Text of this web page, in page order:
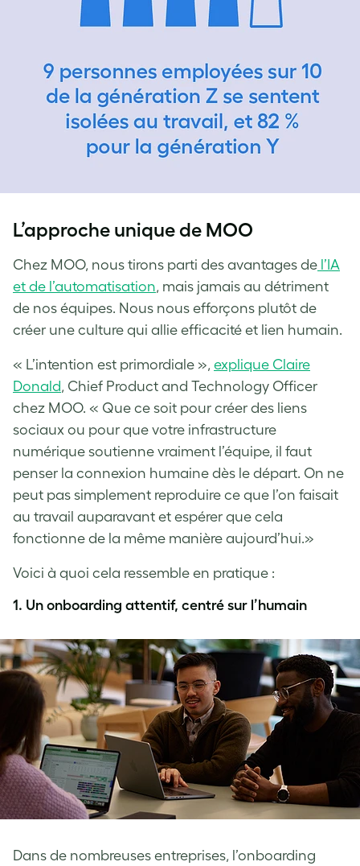
L’approche unique de MOO
Chez MOO, nous tirons parti des avantages de l’IA
et de l’automatisation, mais jamais au détriment
de nos équipes. Nous nous efforçons plutôt de
créer une culture qui allie efficacité et lien humain.
« L’intention est primordiale », explique Claire
Donald, Chief Product and Technology Officer
chez MOO. « Que ce soit pour créer des liens
sociaux ou pour que votre infrastructure
numérique soutienne vraiment l’équipe, il faut
penser la connexion humaine dès le départ. On ne
peut pas simplement reproduire ce que l’on faisait
au travail auparavant et espérer que cela
fonctionne de la même manière aujourd’hui.»
Voici à quoi cela ressemble en pratique :
1. Un onboarding attentif, centré sur l’humain
Dans de nombreuses entreprises, l’onboarding